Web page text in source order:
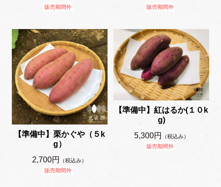
販売期間外
販売期間外
【準備中】栗かぐや（５k
g）
2,700円
（税込み）
販売期間外
【準備中】紅はるか(１０k
g)
5,300円
（税込み）
販売期間外